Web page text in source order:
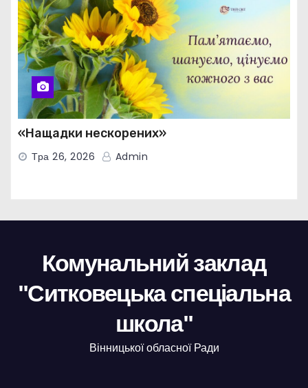
«Нащадки нескорених»
Тра 26, 2026 Admin
Комунальний заклад
"Ситковецька спеціальна
школа"
Вінницької обласної Ради